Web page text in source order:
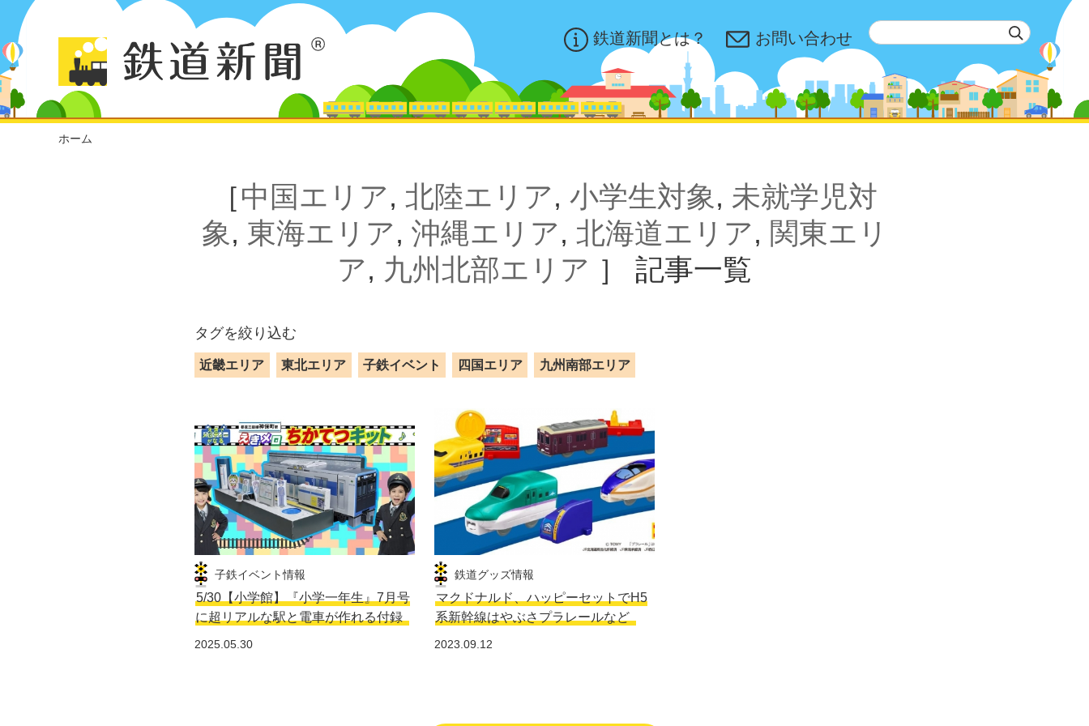
鉄道新聞とは？ お問い合わせ
ホーム
［中国エリア, 北陸エリア, 小学生対象, 未就学児対
象, 東海エリア, 沖縄エリア, 北海道エリア, 関東エリ
ア, 九州北部エリア ］ 記事一覧
タグを絞り込む
近畿エリア 東北エリア 子鉄イベント 四国エリア 九州南部エリア
子鉄イベント情報
5/30【小学館】『小学一年生』7月号
に超リアルな駅と電車が作れる付録
2025.05.30
鉄道グッズ情報
マクドナルド、ハッピーセットでH5
系新幹線はやぶさプラレールなど
2023.09.12